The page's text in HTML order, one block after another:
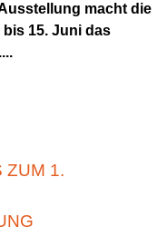
macht die
15. Juni das
ZUM 1.